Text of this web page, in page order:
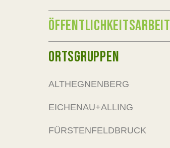
ÖFFENTLICHKEITSARBEIT
ORTSGRUPPEN
ALTHEGNENBERG
EICHENAU+ALLING
FÜRSTENFELDBRUCK